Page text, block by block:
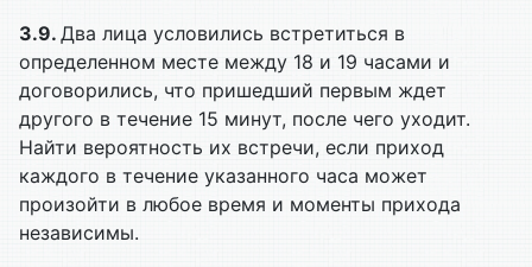
3.9. Два лица условились встретиться в
определенном месте между 18 и 19 часами и
договорились, что пришедший первым ждет
другого в течение 15 минут, после чего уходит.
Найти вероятность их встречи, если приход
каждого в течение указанного часа может
произойти в любое время и моменты прихода
независимы.